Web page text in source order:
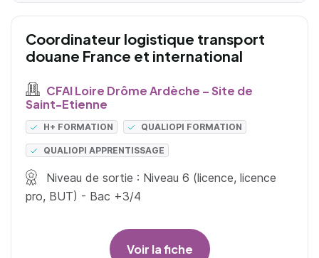
Coordinateur logistique transport
douane France et international
CFAI Loire Drôme Ardèche – Site de
Saint-Etienne
H+ FORMATION QUALIOPI FORMATION
QUALIOPI APPRENTISSAGE
Niveau de sortie : Niveau 6 (licence, licence
pro, BUT) - Bac +3/4
Voir la fiche